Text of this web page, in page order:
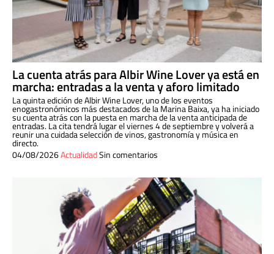
La cuenta atrás para Albir Wine Lover ya está en
marcha: entradas a la venta y aforo limitado
La quinta edición de Albir Wine Lover, uno de los eventos
enogastronómicos más destacados de la Marina Baixa, ya ha iniciado
su cuenta atrás con la puesta en marcha de la venta anticipada de
entradas. La cita tendrá lugar el viernes 4 de septiembre y volverá a
reunir una cuidada selección de vinos, gastronomía y música en
directo.
04/08/2026ActualidadSin comentarios